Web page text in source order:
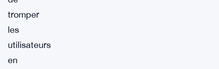
tromper
les
utilisateurs
en